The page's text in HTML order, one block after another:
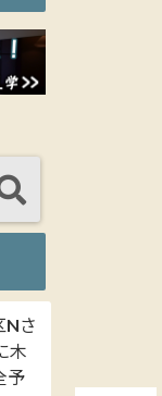
Nさ
木
予